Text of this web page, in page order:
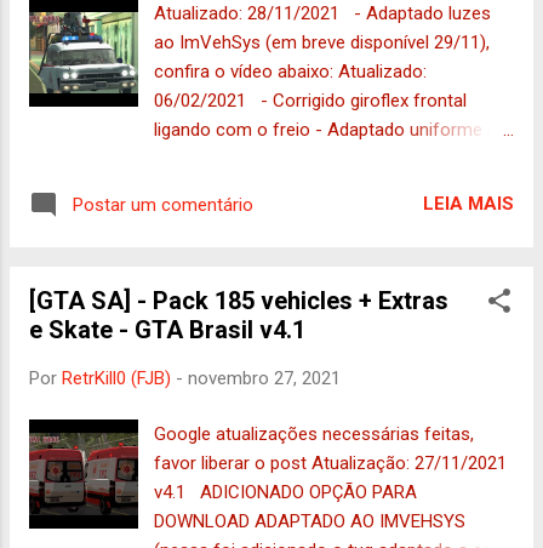
Atualizado: 28/11/2021 - Adaptado luzes
ao ImVehSys (em breve disponível 29/11),
confira o vídeo abaixo: Atualizado:
06/02/2021 - Corrigido giroflex frontal
ligando com o freio - Adaptado uniforme ao
precisar usar a sirene da polícia Post:
roda não é tão LowPoly), mas sendo
realmente o melhor disponível para GTA SA
files ou Myths Maker com o carro de
Feito: - Usado algumas peças da versão que
extrai do jogo - Corrigido posição do player
- Ajustado posição do volante - Corrigido
Postar um comentário LEIA MAIS
[GTA SA] - Pack 185 vehicles + Extras
e Skate - GTA Brasil v4.1
Por RetrKill0 (FJB) - novembro 27, 2021
Google atualizações necessárias feitas,
favor liberar o post Atualização: 27/11/2021
v4.1 ADICIONADO OPÇÃO PARA
DOWNLOAD ADAPTADO AO IMVEHSYS